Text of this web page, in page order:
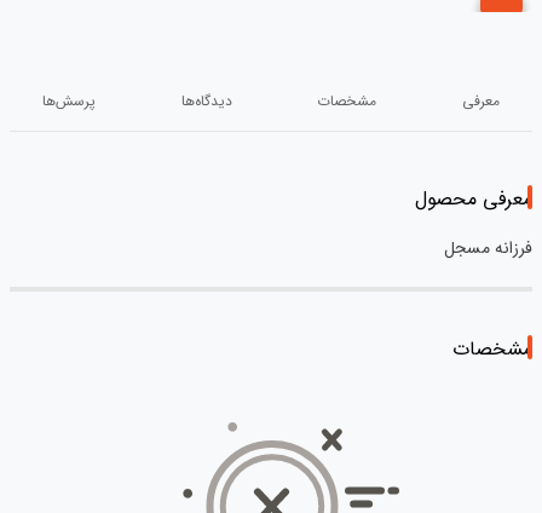
معرفی مشخصات دیدگاه‌ها پرسش‌ها
معرفی محصول
فرزانه مسجل
مشخصات